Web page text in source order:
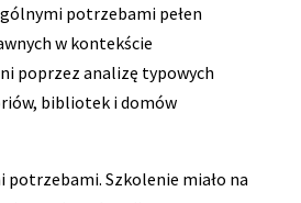
potrzebami pełen
w kontekście
poprzez analizę typowych
bibliotek i domów
potrzebami. Szkolenie miało na